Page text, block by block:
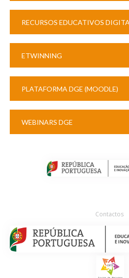
RECURSOS EDUCATIVOS
ETWINNING
PLATAFORMA DGE (MOODLE)
WEBINARS DGE
Contactos